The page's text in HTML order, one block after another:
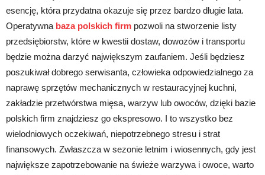
esencję, która przydatna okazuje się przez bardzo długie lata.
Operatywna baza polskich firm pozwoli na stworzenie listy
przedsiębiorstw, które w kwestii dostaw, dowozów i transportu
będzie można darzyć największym zaufaniem. Jeśli będziesz
poszukiwał dobrego serwisanta, człowieka odpowiedzialnego za
naprawę sprzętów mechanicznych w restauracyjnej kuchni,
zakładzie przetwórstwa mięsa, warzyw lub owoców, dzięki bazie
polskich firm znajdziesz go ekspresowo. I to wszystko bez
wielodniowych oczekiwań, niepotrzebnego stresu i strat
finansowych. Zwłaszcza w sezonie letnim i wiosennych, gdy jest
największe zapotrzebowanie na świeże warzywa i owoce, warto